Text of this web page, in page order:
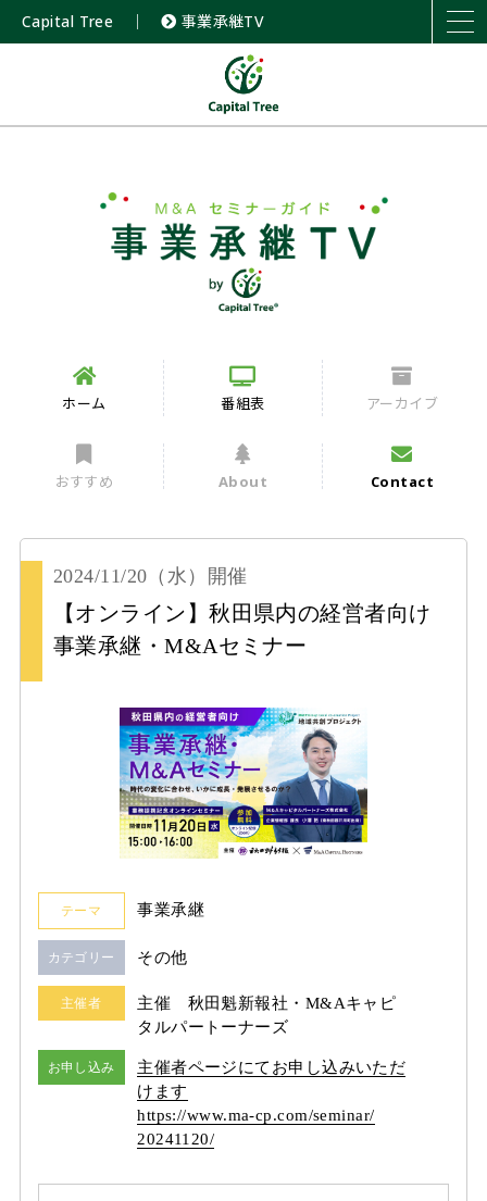
Capital Tree ｜ 事業承継TV
ホーム 番組表 アーカイブ
おすすめ About Contact
2024/11/20 （水） 開催
【オンライン】秋田県内の経営者向け
事業承継・M&Aセミナー
カテゴリー その他
テーマ 事業承継
主催者
主催 秋田魁新報社・M&Aキャピ
タルパートーナーズ
お申し込み
主催者ページにてお申し込みいただ
けます
https://www.ma-cp.com/seminar/
20241120/